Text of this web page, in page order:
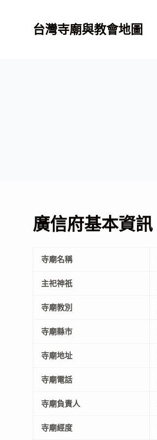
台灣寺廟與教會地圖
廣信府基本資訊
寺廟名稱
主祀神祇
寺廟教別
寺廟縣市
寺廟地址
寺廟電話
寺廟負責人
寺廟經度